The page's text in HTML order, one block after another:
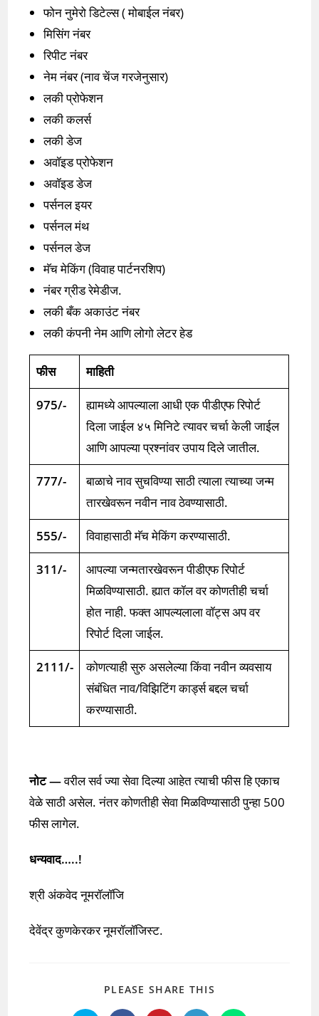
फोन नुमेरो डिटेल्स ( मोबाईल नंबर)
मिसिंग नंबर
रिपीट नंबर
नेम नंबर (नाव चेंज गरजेनुसार)
लकी प्रोफेशन
लकी कलर्स
लकी डेज
अवॉइड प्रोफेशन
अवॉइड डेज
पर्सनल इयर
पर्सनल मंथ
पर्सनल डेज
मॅच मेकिंग (विवाह पार्टनरशिप)
नंबर ग्रीड रेमेडीज.
लकी बँक अकाउंट नंबर
लकी कंपनी नेम आणि लोगो लेटर हेड
फीस माहिती
975/-
ह्यामध्ये आपल्याला आधी एक पीडीएफ रिपोर्ट
दिला जाईल ४५ मिनिटे त्यावर चर्चा केली जाईल
आणि आपल्या प्रश्नांवर उपाय दिले जातील.
777/-
बाळाचे नाव सुचविण्या साठी त्याला त्याच्या जन्म
तारखेवरून नवीन नाव ठेवण्यासाठी.
555/- विवाहासाठी मॅच मेकिंग करण्यासाठी.
311/-
आपल्या जन्मतारखेवरून पीडीएफ रिपोर्ट
मिळविण्यासाठी. ह्यात कॉल वर कोणतीही चर्चा
होत नाही. फक्त आपल्यलाला वॉट्स अप वर
रिपोर्ट दिला जाईल.
2111/-
कोणत्याही सुरु असलेल्या किंवा नवीन व्यवसाय
संबंधित नाव/विझिटिंग कार्ड्स बद्दल चर्चा
करण्यासाठी.
नोट —वरील सर्व ज्या सेवा दिल्या आहेत त्याची फीस हि एकाच
वेळे साठी असेल. नंतर कोणतीही सेवा मिळविण्यासाठी पुन्हा 500
फीस लागेल.
धन्यवाद…..!
श्री अंकवेद नूमरॉलॉजि
देवेंद्र कुणकेरकर नूमरॉलॉजिस्ट.
PLEASE SHARE THIS
CONTENT